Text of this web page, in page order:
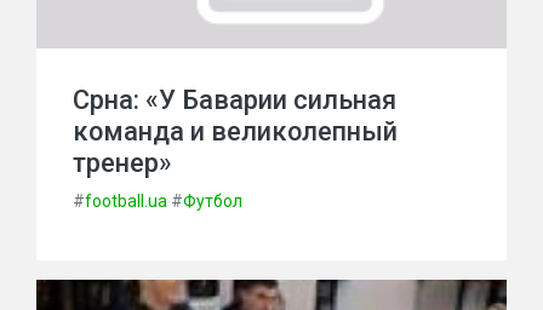
Срна: «У Баварии сильная
команда и великолепный
тренер»
#football.ua #Футбол